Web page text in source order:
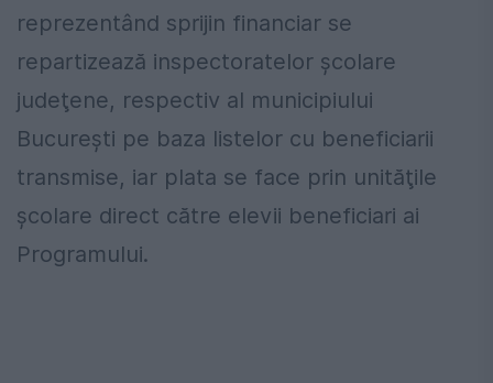
reprezentând sprijin financiar se
repartizează inspectoratelor şcolare
judeţene, respectiv al municipiului
Bucureşti pe baza listelor cu beneficiarii
transmise, iar plata se face prin unităţile
şcolare direct către elevii beneficiari ai
Programului.